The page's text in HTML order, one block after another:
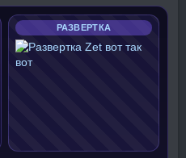
РАЗВЕРТКА